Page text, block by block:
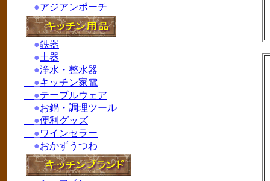
●アジアンポーチ
●鉄器
●土器
●浄水・整水器
●キッチン家電
●テーブルウェア
●お鍋・調理ツール
●便利グッズ
●ワインセラー
●おかずうつわ